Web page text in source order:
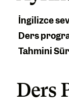
İngilizce
Ders
Tahmini
Ders